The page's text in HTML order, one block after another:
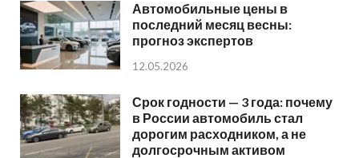
Автомобильные цены в
последний месяц весны:
прогноз экспертов
12.05.2026
Срок годности — 3 года: почему
в России автомобиль стал
дорогим расходником, а не
долгосрочным активом